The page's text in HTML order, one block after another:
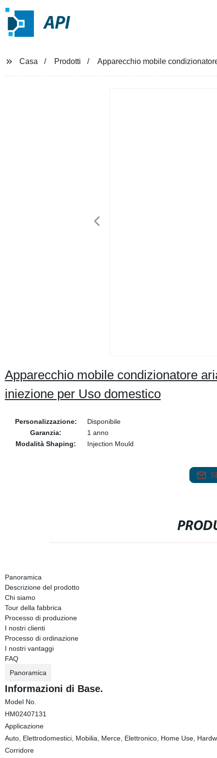
API
Casa Prodotti Apparecchio mobile
Apparecchio mobile condizionatore
iniezione per Uso domestico
Personalizzazione:
Disponibile
Garanzia:
1 anno
Modalità Shaping:
Injection Mould
Panoramica
Descrizione del prodotto
Chi siamo
Tour della fabbrica
Processo di produzione
I nostri clienti
Processo di ordinazione
I nostri vantaggi
FAQ
Panoramica
Informazioni di Base.
Model No.
HM02407131
Applicazione
Auto, Elettrodomestici, Mobilia, Merce, Elettronico, Home Use,
Corridore